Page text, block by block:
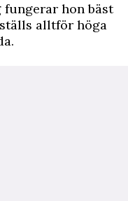
fungerar hon bäst
alltför höga